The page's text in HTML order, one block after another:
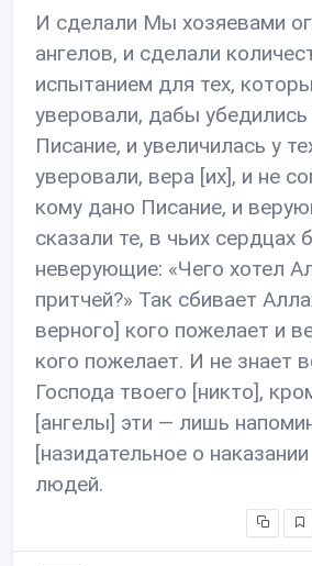
И сделали Мы хозяевами
ангелов, и сделали
испытанием для тех,
уверовали, дабы
Писание, и увеличилась у
уверовали, вера [их], и не
кому дано Писание, и
сказали те, в чьих сердцах
неверующие: «Чего хотел
притчей?» Так сбивает
верного] кого пожелает и
кого пожелает. И не знает
Господа твоего [никто],
[ангелы] эти — лишь
[назидательное о
людей.